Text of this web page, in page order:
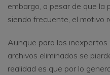
embargo, a pesar de que
siendo frecuente, el motivo
Aunque para los inexpertos
archivos eliminados se
realidad es que por lo